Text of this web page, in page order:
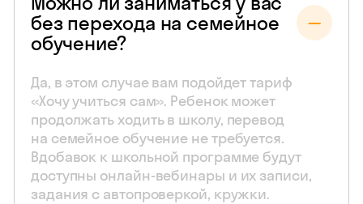
без перехода на семейное
обучение?
Да, в этом случае вам подойдет тариф
«Хочу учиться сам». Ребенок может
продолжать ходить в школу, перевод
на семейное обучение не требуется.
Вдобавок к школьной программе будут
доступны онлайн-вебинары и их записи,
задания с автопроверкой, кружки.